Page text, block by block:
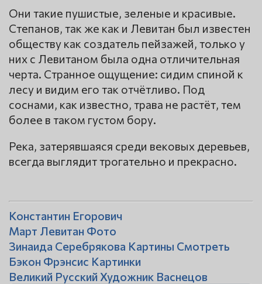
Они такие пушистые, зеленые и красивые.
Степанов, так же как и Левитан был известен
обществу как создатель пейзажей, только у
них с Левитаном была одна отличительная
черта. Странное ощущение: сидим спиной к
лесу и видим его так отчётливо. Под
соснами, как известно, трава не растёт, тем
более в таком густом бору.
Река, затерявшаяся среди вековых деревьев,
всегда выглядит трогательно и прекрасно.
Константин Егорович
Март Левитан Фото
Зинаида Серебрякова Картины Смотреть
Бэкон Фрэнсис Картинки
Великий Русский Художник Васнецов